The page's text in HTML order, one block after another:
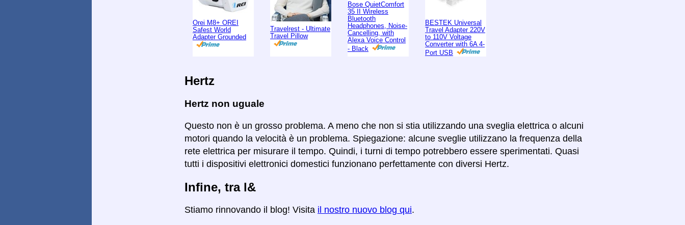
Orei M8+ OREI
Safest World
Adapter Grounded
Travelrest - Ultimate
Travel Pillow
Bose QuietComfort
35 II Wireless
Bluetooth
Headphones, Noise-
Cancelling, with
Alexa Voice Control
- Black
BESTEK Universal
Travel Adapter 220V
to 110V Voltage
Converter with 6A 4-
Port USB
Hertz
Hertz non uguale
Questo non è un grosso problema. A meno che non si stia utilizzando una sveglia elettrica o alcuni
motori quando la velocità è un problema. Spiegazione: alcune sveglie utilizzano la frequenza della
rete elettrica per misurare il tempo. Quindi, i turni di tempo potrebbero essere sperimentati. Quasi
tutti i dispositivi elettronici domestici funzionano perfettamente con diversi Hertz.
Infine, tra l&
Stiamo rinnovando il blog! Visita il nostro nuovo blog qui.